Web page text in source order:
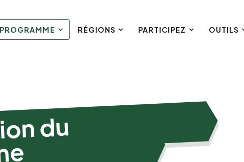
RÉGIONS PARTICIPEZ OUTILS
du